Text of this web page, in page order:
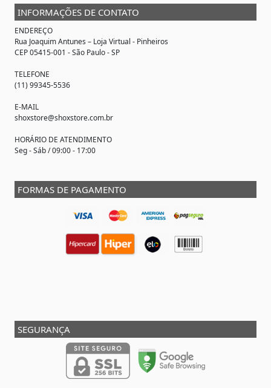
INFORMAÇÕES DE CONTATO
ENDEREÇO
Rua Joaquim Antunes – Loja Virtual - Pinheiros
CEP 05415-001 - São Paulo - SP
TELEFONE
(11) 99345-5536
E-MAIL
shoxstore@shoxstore.com.br
HORÁRIO DE ATENDIMENTO
Seg - Sáb / 09:00 - 17:00
FORMAS DE PAGAMENTO
SEGURANÇA